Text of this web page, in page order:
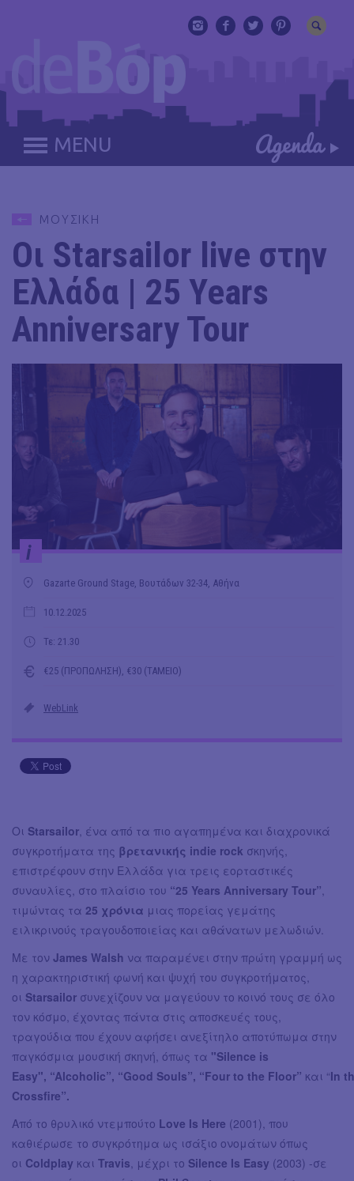
MENU
ΜΟΥΣΙΚΗ
Οι Starsailor live στην
Ελλάδα | 25 Years
Anniversary Tour
i
Gazarte Ground Stage, Βουτάδων 32-34, Αθήνα
10.12.2025
Τε: 21.30
€25 (ΠΡΟΠΩΛΗΣΗ), €30 (ΤΑΜΕΙΟ)
WebLink
Οι Starsailor, ένα από τα πιο αγαπημένα και διαχρονικά
συγκροτήματα της βρετανικής indie rock σκηνής,
επιστρέφουν στην Ελλάδα για τρεις εορταστικές
συναυλίες, στο πλαίσιο του “25 Years Anniversary Tour”,
τιμώντας τα 25 χρόνια μιας πορείας γεμάτης
ειλικρινούς τραγουδοποιείας και αθάνατων μελωδιών.
Με τον James Walsh να παραμένει στην πρώτη γραμμή ως
η χαρακτηριστική φωνή και ψυχή του συγκροτήματος,
οι Starsailor συνεχίζουν να μαγεύουν το κοινό τους σε όλο
τον κόσμο, έχοντας πάντα στις αποσκευές τους,
τραγούδια που έχουν αφήσει ανεξίτηλο αποτύπωμα στην
παγκόσμια μουσική σκηνή, όπως τα "Silence is
Easy", “Alcoholic”, “Good Souls”, “Four to the Floor” και “In
Crossfire”.
Από το θρυλικό ντεμπούτο Love Is Here (2001), που
καθιέρωσε το συγκρότημα ως ισάξιο ονομάτων όπως
οι Coldplay και Travis, μέχρι το Silence Is Easy (2003) -σε